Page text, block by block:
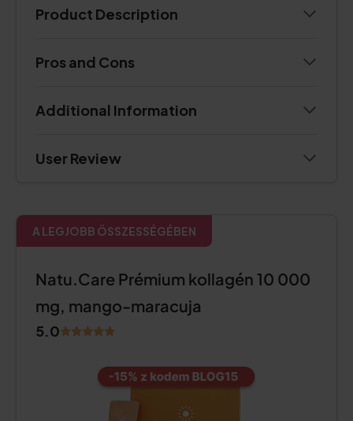
Product Description
Pros and Cons
Additional Information
User Review
A LEGJOBB ÖSSZESSÉGÉBEN
Natu.Care Prémium kollagén 10 000
mg, mango-maracuja
5.0